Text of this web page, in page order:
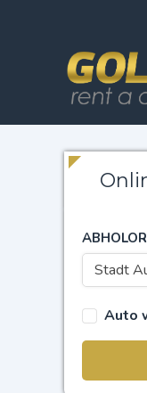
Stadt
Auto